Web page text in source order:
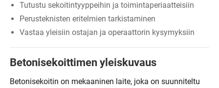
Tutustu sekoitintyyppeihin ja toimintaperiaatteisiin
Perusteknisten eritelmien tarkistaminen
Vastaa yleisiin ostajan ja operaattorin kysymyksiin
Betonisekoittimen yleiskuvaus
Betonisekoitin on mekaaninen laite, joka on suunniteltu